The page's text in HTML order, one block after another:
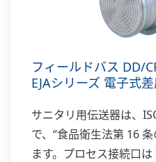
フィールドバス DD/
EJAシリーズ 電子式
サニタリ用伝送器は、
で、“食品衛生法第 16
ます。プロセス接続口